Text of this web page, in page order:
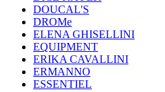
DOUCAL'S
DROMe
ELENA GHISELLINI
EQUIPMENT
ERIKA CAVALLINI
ERMANNO
ESSENTIEL